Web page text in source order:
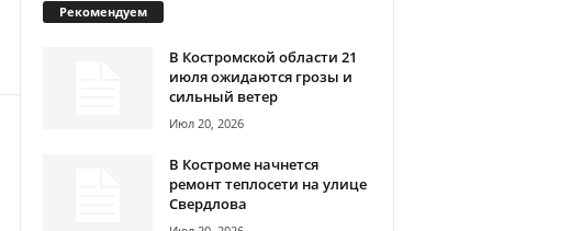
Рекомендуем
В Костромской области 21
июля ожидаются грозы и
сильный ветер
Июл 20, 2026
В Костроме начнется
ремонт теплосети на улице
Свердлова